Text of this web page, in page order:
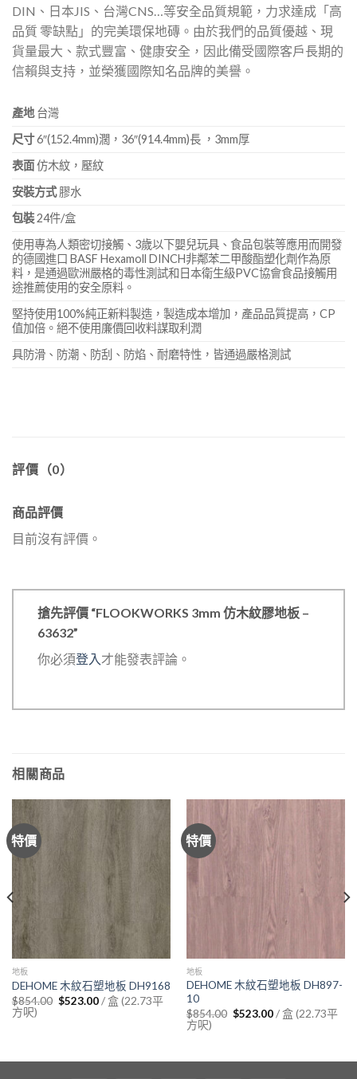
DIN、日本JIS、台灣CNS…等安全品質規範，力求達成「高
品質 零缺點」的完美環保地磚。由於我們的品質優越、現
貨量最大、款式豐富、健康安全，因此備受國際客戶長期的
信賴與支持，並榮獲國際知名品牌的美譽。
產地台灣
尺寸6″(152.4mm)濶，36″(914.4mm)長 ，3mm厚
表面仿木紋，壓紋
安裝方式膠水
包裝24件/盒
使用專為人類密切接觸、3歲以下嬰兒玩具、食品包裝等應用而開發
的德國進口 BASF Hexamoll DINCH非鄰苯二甲酸酯塑化劑作為原
料，是通過歐洲嚴格的毒性測試和日本衛生級PVC協會食品接觸用
途推薦使用的安全原料。
堅持使用100%純正新料製造，製造成本增加，產品品質提高，CP
值加倍。絕不使用廉價回收料謀取利潤
具防滑、防潮、防刮、防焰、耐磨特性，皆通過嚴格測試
評價（0）
商品評價
目前沒有評價。
搶先評價 “FLOOKWORKS 3mm 仿木紋膠地板 –
63632”
你必須登入 才能發表評論。
相關商品
特價
地板
DEHOME 木紋石塑地板 DH9168
$854.00 Original
price
$523.00Current
price
/ 盒 (22.73平
方呎)
特價
地板
DEHOME 木紋石塑地板 DH897-
10
$854.00 Original
price
$523.00Current
price
/ 盒 (22.73平
方呎)